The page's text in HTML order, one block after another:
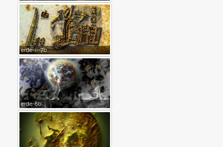
erde-ii-7b
erde-8b